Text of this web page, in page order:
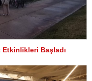
Etkinlikleri Başladı